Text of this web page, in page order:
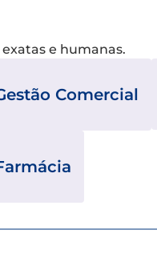
e humanas.
Comercial